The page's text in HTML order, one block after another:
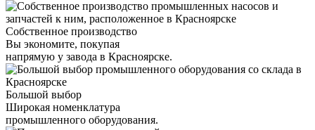
Собственное производство
Вы экономите, покупая
напрямую у завода в Красноярске.
Большой выбор
Широкая номенклатура
промышленного оборудования.